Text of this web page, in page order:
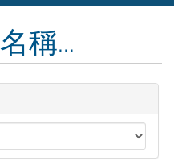
換
稱...